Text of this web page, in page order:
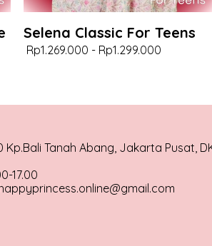
Selena Classic For Teens
Rp1.269.000 - Rp1.299.000
Kp.Bali Tanah Abang, Jakarta Pusat,
17.00